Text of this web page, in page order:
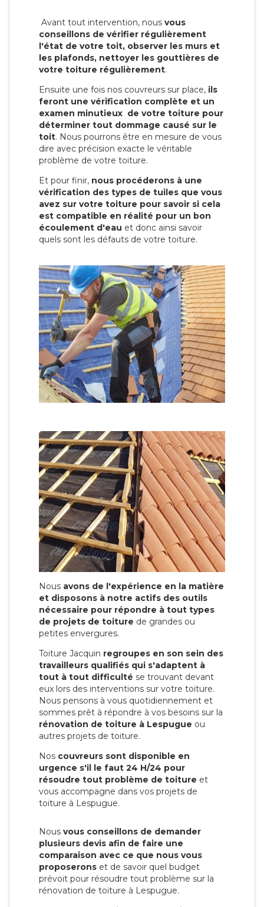
Avant tout intervention, nous vous
conseillons de vérifier régulièrement
l'état de votre toit, observer les murs et
les plafonds, nettoyer les gouttières de
votre toiture régulièrement.
Ensuite une fois nos couvreurs sur place, ils
feront une vérification complète et un
examen minutieux de votre toiture pour
déterminer tout dommage causé sur le
toit. Nous pourrons être en mesure de vous
dire avec précision exacte le véritable
problème de votre toiture.
Et pour finir, nous procéderons à une
vérification des types de tuiles que vous
avez sur votre toiture pour savoir si cela
est compatible en réalité pour un bon
écoulement d'eau et donc ainsi savoir
quels sont les défauts de votre toiture.
Nous avons de l'expérience en la matière
et disposons à notre actifs des outils
nécessaire pour répondre à tout types
de projets de toiture de grandes ou
petites envergures.
Toiture Jacquin regroupes en son sein des
travailleurs qualifiés qui s'adaptent à
tout à tout difficulté se trouvant devant
eux lors des interventions sur votre toiture.
Nous pensons à vous quotidiennement et
sommes prêt à répondre à vos besoins sur la
rénovation de toiture à Lespugue ou
autres projets de toiture.
Nos couvreurs sont disponible en
urgence s'il le faut 24 H/24 pour
résoudre tout problème de toiture et
vous accompagne dans vos projets de
toiture à Lespugue.
Nous vous conseillons de demander
plusieurs devis afin de faire une
comparaison avec ce que nous vous
proposerons et de savoir quel budget
prévoit pour résoudre tout problème sur la
rénovation de toiture à Lespugue.